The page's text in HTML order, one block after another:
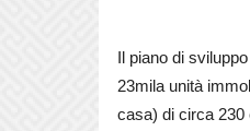
Il piano di
23mila unità
casa) di circa 230